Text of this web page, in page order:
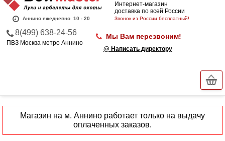
Аннино ежедневно 10 - 20
Интернет-магазин
доставка по всей России
Звонок из России бесплатный!
8(499) 638-24-56
ПВЗ Москва метро Аннино
Мы Вам перезвоним!
@ Написать директору
Магазин на м. Аннино работает только на выдачу
оплаченных заказов.